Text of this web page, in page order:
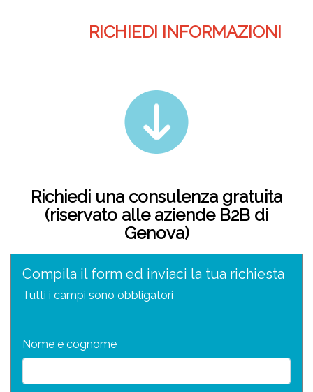
RICHIEDI INFORMAZIONI
Richiedi una consulenza gratuita
(riservato alle aziende B2B di
Genova)
Compila il form ed inviaci la tua richiesta
Tutti i campi sono obbligatori
Nome e cognome